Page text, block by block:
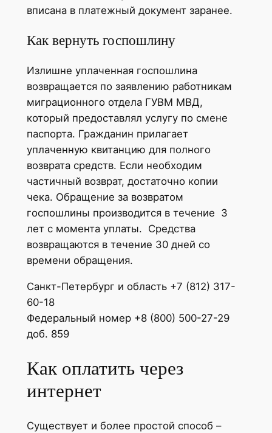
вписана в платежный документ заранее.
Как вернуть госпошлину
Излишне уплаченная госпошлина
возвращается по заявлению работникам
миграционного отдела ГУВМ МВД,
который предоставлял услугу по смене
паспорта. Гражданин прилагает
уплаченную квитанцию для полного
возврата средств. Если необходим
частичный возврат, достаточно копии
чека. Обращение за возвратом
госпошлины производится в течение 3
лет с момента уплаты. Средства
возвращаются в течение 30 дней со
времени обращения.
Санкт-Петербург и область +7 (812) 317-
60-18
Федеральный номер +8 (800) 500-27-29
доб. 859
Как оплатить через
интернет
Существует и более простой способ –